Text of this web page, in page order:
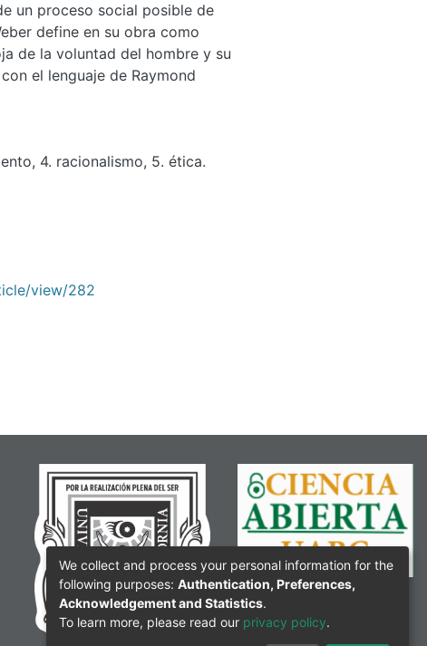
un proceso social posible de
define en su obra como
de la voluntad del hombre y su
el lenguaje de Raymond
, 4. racionalismo, 5. ética.
view/282
We collect and process your personal information for the
following purposes: Authentication, Preferences,
Acknowledgement and Statistics.
To learn more, please read our privacy policy.